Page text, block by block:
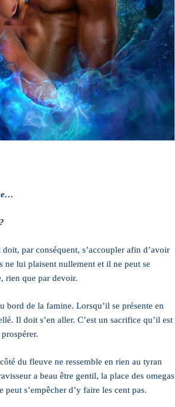
par conséquent, s’accoupler afin d’avoir
ne lui plaisent nullement et il ne peut se
rien que par devoir.
bord de la famine. Lorsqu’il se présente en
Il doit s’en aller. C’est un sacrifice qu’il est
du fleuve ne ressemble en rien au tyran
a beau être gentil, la place des omegas
peut s’empêcher d’y faire les cent pas.